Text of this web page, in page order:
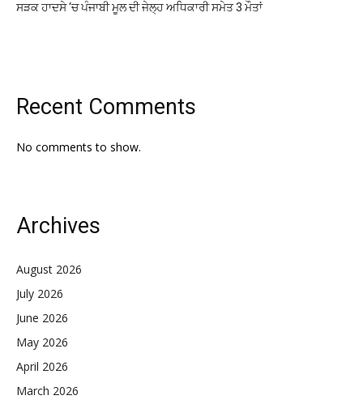
ਸੜਕ ਹਾਦਸੇ ‘ਚ ਪੰਜਾਬੀ ਮੂਲ ਦੀ ਜੇਲ੍ਹ ਅਧਿਕਾਰੀ ਸਮੇਤ 3 ਮੌਤਾਂ
Recent Comments
No comments to show.
Archives
August 2026
July 2026
June 2026
May 2026
April 2026
March 2026